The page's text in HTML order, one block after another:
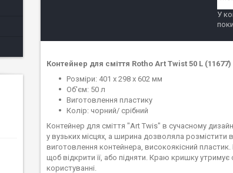
У
Контейнер для сміття Rotho Art Twist 50 L (11677)
Розміри: 401 х 298 х 602 мм
Об'єм: 50 л
Виготовлення пластику
Колір: чорний/ срібний
Контейнер для сміття "Art Twis" в сучасному
у вузьких місцях, а ширина дозволяла
виготовлення контейнера, високоякісний
щоб відкрити її, або підняти. Краю кришку утримує
користуванні.